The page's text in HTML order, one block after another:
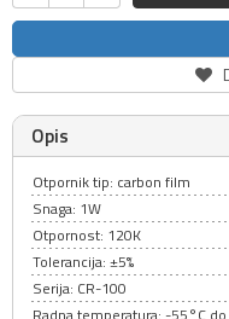
Opis
Otpornik tip: carbon film
Snaga: 1W
Otpornost: 120K
Tolerancija: ±5%
Serija: CR-100